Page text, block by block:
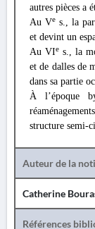
autres pièces a
Au Ve s., la
et devint un
Au VIe s., la
et de dalles de
dans sa partie
À l’époque
structure semi-
Auteur de la
Catherine
Références